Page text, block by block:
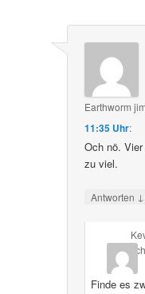
Earthworm jim
11:35 Uhr:
Och nö.
zu viel.
Antworten ↓
Finde es